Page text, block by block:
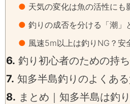
● 天気の変化は魚の活性にも
● 釣りの成否を分ける「潮」
● 風速5m以上は釣りNG？安
6. 釣り初心者のための持
7. 知多半島釣りのよくある
8. まとめ｜知多半島は釣